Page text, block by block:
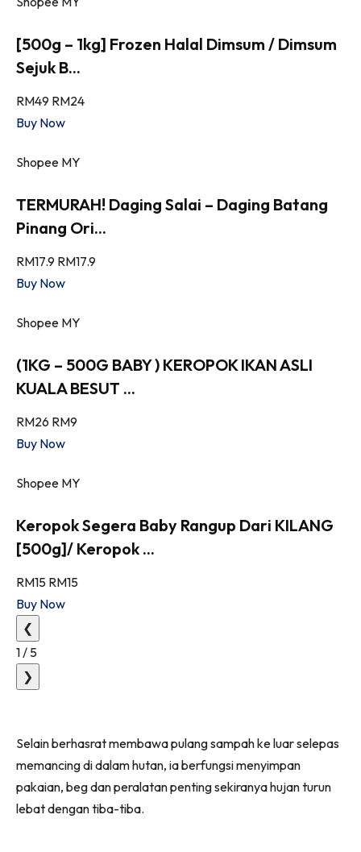
[500g – 1kg] Frozen Halal Dimsum / Dimsum
Sejuk B...
RM49 RM24
Buy Now
Shopee MY
TERMURAH! Daging Salai – Daging Batang
Pinang Ori...
RM17.9 RM17.9
Buy Now
Shopee MY
(1KG – 500G BABY ) KEROPOK IKAN ASLI
KUALA BESUT ...
RM26 RM9
Buy Now
Shopee MY
Keropok Segera Baby Rangup Dari KILANG
[500g]/ Keropok ...
RM15 RM15
Buy Now
❮
1 / 5
❯
Selain berhasrat membawa pulang sampah ke luar selepas
memancing di dalam hutan, ia berfungsi menyimpan
pakaian, beg dan peralatan penting sekiranya hujan turun
lebat dengan tiba-tiba.